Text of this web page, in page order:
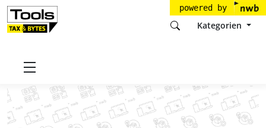
powered by
Kategorien
Startseite